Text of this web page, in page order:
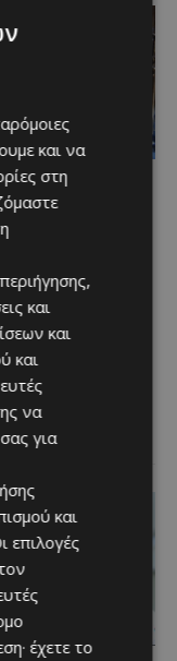
ΕΝΗΜΕΡΩΜΈΝΟΙ
τταβάς:
κυπριακή
που περνά από
γενιά
πιο
φαγητά της
παραδοσιακής
ο
τταβάς, ένα
συνδέεται
και να
στη
και
και
και
να
για
και
επιλογές
έχετε το